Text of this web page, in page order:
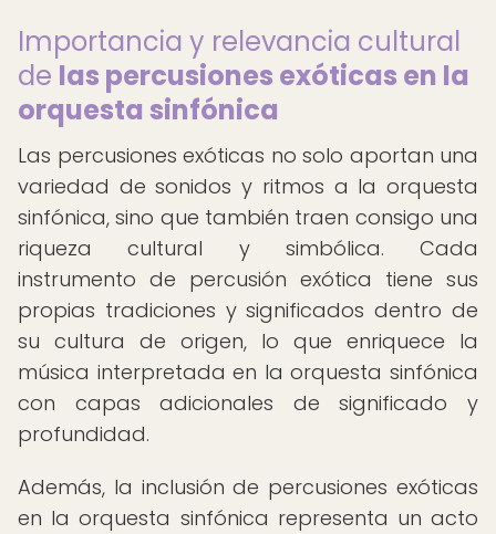
Importancia y relevancia cultural
de las percusiones exóticas en la
orquesta sinfónica
Las percusiones exóticas no solo aportan una
variedad de sonidos y ritmos a la orquesta
sinfónica, sino que también traen consigo una
riqueza cultural y simbólica. Cada
instrumento de percusión exótica tiene sus
propias tradiciones y significados dentro de
su cultura de origen, lo que enriquece la
música interpretada en la orquesta sinfónica
con capas adicionales de significado y
profundidad.
Además, la inclusión de percusiones exóticas
en la orquesta sinfónica representa un acto